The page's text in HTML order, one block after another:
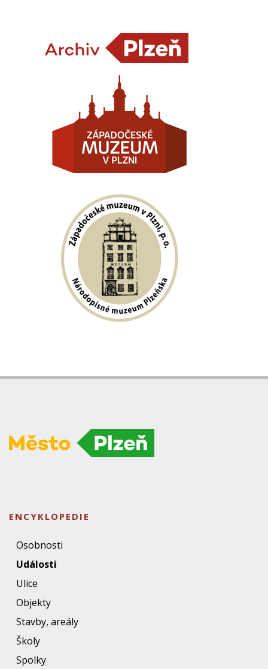
ENCYKLOPEDIE
Osobnosti
Události
Ulice
Objekty
Stavby, areály
Školy
Spolky